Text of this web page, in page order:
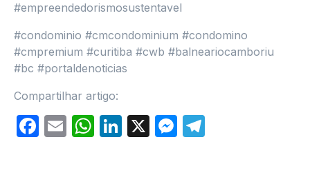
#empreendedorismosustentavel
#condominio #cmcondominium #condomino
#cmpremium #curitiba #cwb #balneariocamboriu
#bc #portaldenoticias
Compartilhar artigo:
Facebook
EmailWhatsApp
LinkedIn
X Messenger